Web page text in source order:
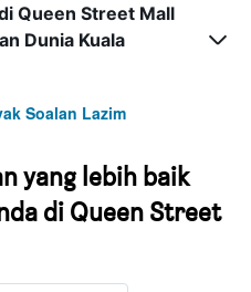
Queen Street Mall
Dunia Kuala
Soalan Lazim
yang lebih baik
di Queen Street